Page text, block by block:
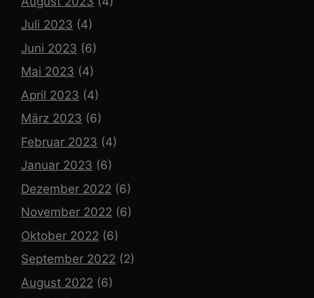
Juli 2023 (4)
Juni 2023 (6)
Mai 2023 (4)
April 2023 (4)
März 2023 (6)
Februar 2023 (4)
Januar 2023 (6)
Dezember 2022 (6)
November 2022 (6)
Oktober 2022 (6)
September 2022 (2)
August 2022 (6)